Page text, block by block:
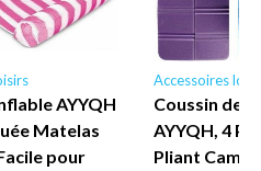
AYYQH
Matelas
pour
Accessoires
Coussin de
AYYQH, 4
Pliant